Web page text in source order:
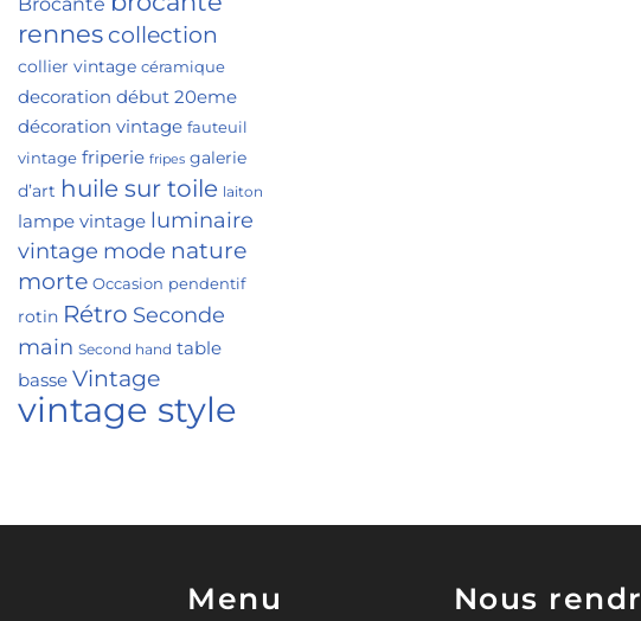
rennes collection
collier vintage céramique
decoration début 20eme
décoration vintage fauteuil
vintage friperie fripes galerie
d’art huile sur toile laiton
lampe vintage luminaire
vintage mode nature
morte Occasion pendentif
rotin Rétro Seconde
main Second hand table
basse Vintage
vintage style
Menu Nous